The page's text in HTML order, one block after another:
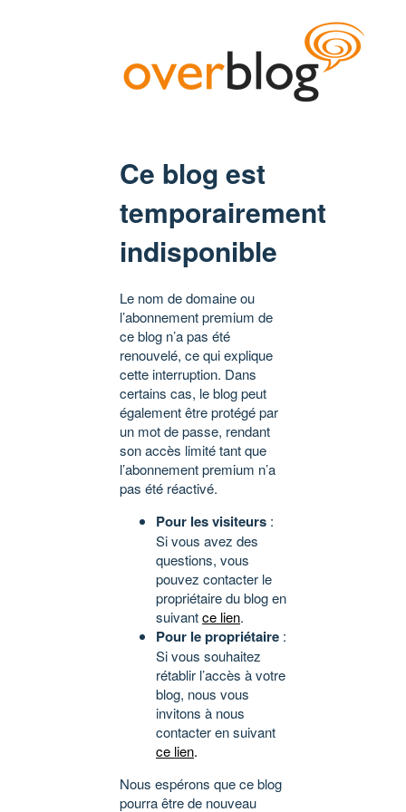
Ce blog est
temporairement
indisponible
Le nom de domaine ou
l’abonnement premium de
ce blog n’a pas été
renouvelé, ce qui explique
cette interruption. Dans
certains cas, le blog peut
également être protégé par
un mot de passe, rendant
son accès limité tant que
l’abonnement premium n’a
pas été réactivé.
Pour les visiteurs :
Si vous avez des
questions, vous
pouvez contacter le
propriétaire du blog en
suivantce lien.
Pour le propriétaire :
Si vous souhaitez
rétablir l’accès à votre
blog, nous vous
invitons à nous
contacter en suivant
ce lien.
Nous espérons que ce blog
pourra être de nouveau